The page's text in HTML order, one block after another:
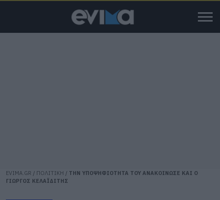
EVIMA.GR / ΠΟΛΙΤΙΚΗ / ΤΗΝ ΥΠΟΨΗΦΙΟΤΗΤΑ ΤΟΥ ΑΝΑΚΟΙΝΩΣΕ ΚΑΙ Ο
ΓΙΩΡΓΟΣ ΚΕΛΑΪΔΙΤΗΣ